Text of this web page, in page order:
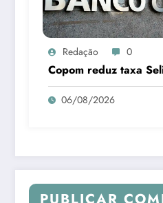
Redação 0
Copom reduz taxa
06/08/2026